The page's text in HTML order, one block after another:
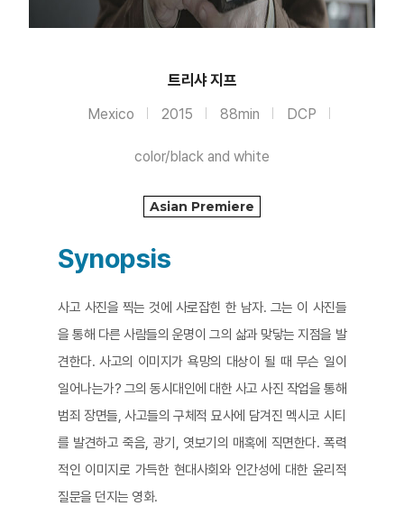
트리샤 지프
Mexico 2015 88min DCP
color/black and white
Asian Premiere
Synopsis
사고 사진을 찍는 것에 사로잡힌 한 남자. 그는 이 사진들
을 통해 다른 사람들의 운명이 그의 삶과 맞닿는 지점을 발
견한다. 사고의 이미지가 욕망의 대상이 될 때 무슨 일이
일어나는가? 그의 동시대인에 대한 사고 사진 작업을 통해
범죄 장면들, 사고들의 구체적 묘사에 담겨진 멕시코 시티
를 발견하고 죽음, 광기, 엿보기의 매혹에 직면한다. 폭력
적인 이미지로 가득한 현대사회와 인간성에 대한 윤리적
질문을 던지는 영화.